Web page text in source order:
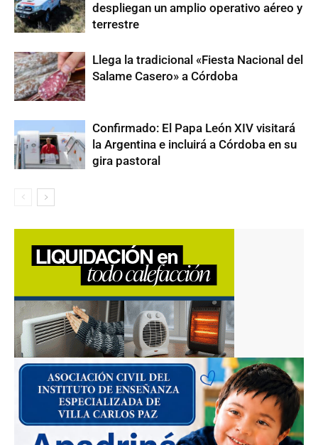
despliegan un amplio operativo aéreo y
terrestre
Llega la tradicional «Fiesta Nacional del
Salame Casero» a Córdoba
Confirmado: El Papa León XIV visitará
la Argentina e incluirá a Córdoba en su
gira pastoral